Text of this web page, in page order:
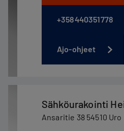
+358440351778
Ajo-ohjeet
Sähköurakointi
Ansaritie 38 54510 Uro